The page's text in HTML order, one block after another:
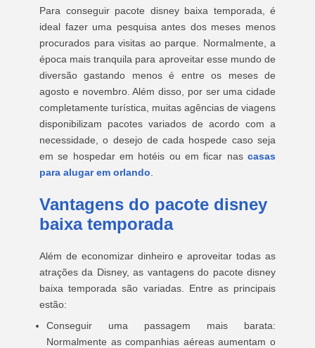
Para conseguir pacote disney baixa temporada, é
ideal fazer uma pesquisa antes dos meses menos
procurados para visitas ao parque. Normalmente, a
época mais tranquila para aproveitar esse mundo de
diversão gastando menos é entre os meses de
agosto e novembro. Além disso, por ser uma cidade
completamente turística, muitas agências de viagens
disponibilizam pacotes variados de acordo com a
necessidade, o desejo de cada hospede caso seja
em se hospedar em hotéis ou em ficar nas casas
para alugar em orlando
Vantagens do pacote disney
baixa temporada
Além de economizar dinheiro e aproveitar todas as
atrações da Disney, as vantagens do pacote disney
baixa temporada são variadas. Entre as principais
estão:
Conseguir uma passagem mais barata:
Normalmente as companhias aéreas aumentam o